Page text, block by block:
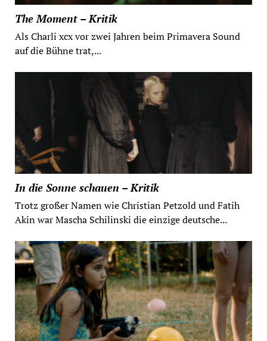
The Moment – Kritik
Als Charli xcx vor zwei Jahren beim Primavera Sound
auf die Bühne trat,...
In die Sonne schauen – Kritik
Trotz großer Namen wie Christian Petzold und Fatih
Akin war Mascha Schilinski die einzige deutsche...